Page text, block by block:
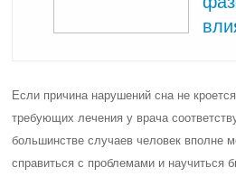
Если причина нарушений сна не
требующих лечения у врача
большинстве случаев человек вполне
справиться с проблемами и научиться